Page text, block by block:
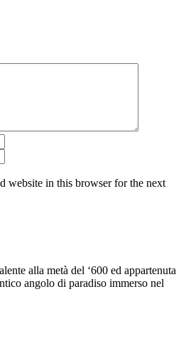
website in this browser for the next
alla metà del ‘600 ed appartenuta
angolo di paradiso immerso nel